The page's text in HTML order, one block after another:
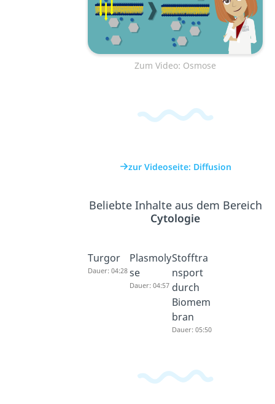
Zum Video: Osmose
zur Videoseite: Diffusion
Beliebte Inhalte aus dem Bereich
Cytologie
Turgor
Dauer: 04:28
Plasmoly
se
Dauer: 04:57
Stofftra
nsport
durch
Biomem
bran
Dauer: 05:50